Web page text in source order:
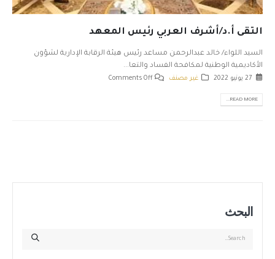
التقى أ.د/أشرف العربي رئيس المعهد
السيد اللواء/ خالد عبدالرحمن مساعد رئيس هيئة الرقابة الإدارية لشؤون
الأكاديمية الوطنية لمكافحة الفساد والتعا...
27 يونيو 2022 غير مصنف Comments Off
READ MORE...
البحث